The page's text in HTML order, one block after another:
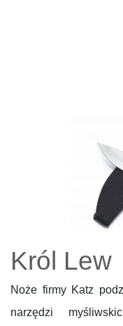
Król Lew
Noże firmy Katz
narzędzi